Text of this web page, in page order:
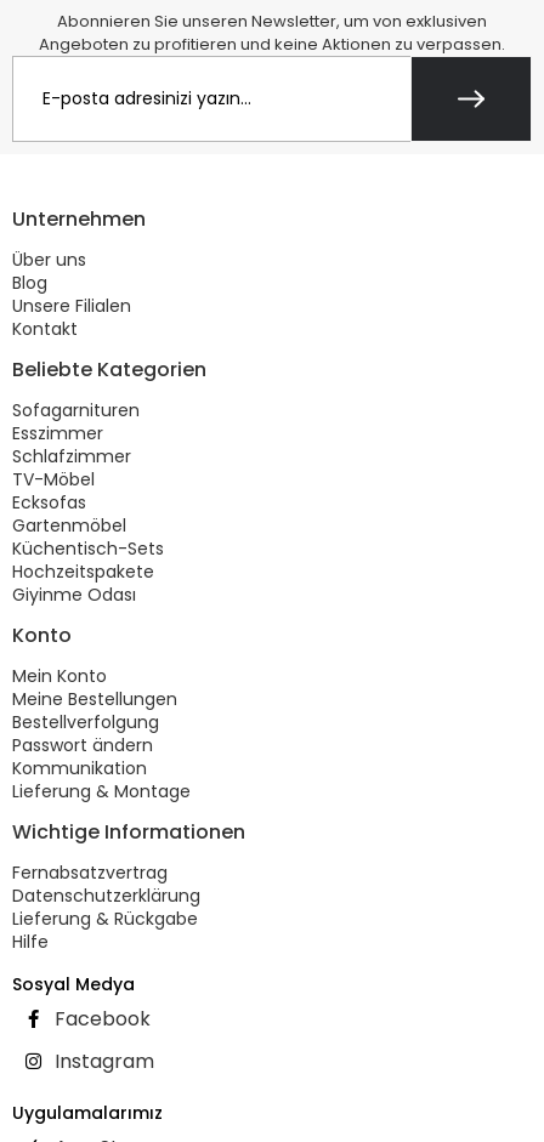
Abonnieren Sie unseren Newsletter, um von exklusiven
Angeboten zu profitieren und keine Aktionen zu verpassen.
Unternehmen
Über uns
Blog
Unsere Filialen
Kontakt
Beliebte Kategorien
Sofagarnituren
Esszimmer
Schlafzimmer
TV-Möbel
Ecksofas
Gartenmöbel
Küchentisch-Sets
Hochzeitspakete
Giyinme Odası
Konto
Mein Konto
Meine Bestellungen
Bestellverfolgung
Passwort ändern
Kommunikation
Lieferung & Montage
Wichtige Informationen
Fernabsatzvertrag
Datenschutzerklärung
Lieferung & Rückgabe
Hilfe
Sosyal Medya
Facebook
Instagram
Uygulamalarımız